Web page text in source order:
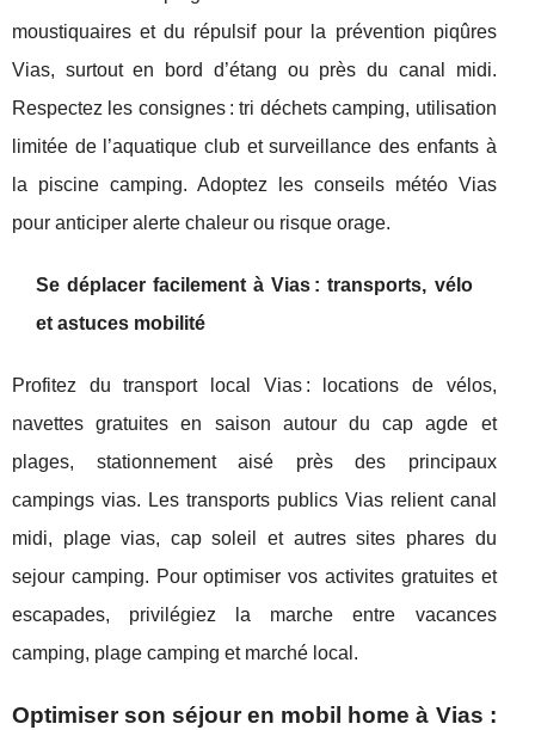
moustiquaires et du répulsif pour la prévention piqûres
Vias, surtout en bord d’étang ou près du canal midi.
Respectez les consignes : tri déchets camping, utilisation
limitée de l’aquatique club et surveillance des enfants à
la piscine camping. Adoptez les conseils météo Vias
pour anticiper alerte chaleur ou risque orage.
Se déplacer facilement à Vias : transports, vélo
et astuces mobilité
Profitez du transport local Vias : locations de vélos,
navettes gratuites en saison autour du cap agde et
plages, stationnement aisé près des principaux
campings vias. Les transports publics Vias relient canal
midi, plage vias, cap soleil et autres sites phares du
sejour camping. Pour optimiser vos activites gratuites et
escapades, privilégiez la marche entre vacances
camping, plage camping et marché local.
Optimiser son séjour en mobil home à Vias :